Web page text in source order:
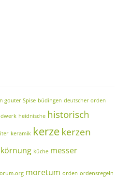
gouter Spise büdingen deutscher orden
heidnische historisch
keramik kerzekerzen
körnung küche messer
moretum orden ordensregeln